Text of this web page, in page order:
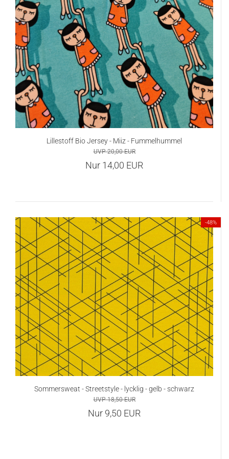
Lillestoff Bio Jersey - Miiz - Fummelhummel
UVP 20,00 EUR
Nur 14,00 EUR
-48%
Sommersweat - Streetstyle - lycklig - gelb - schwarz
UVP 18,50 EUR
Nur 9,50 EUR